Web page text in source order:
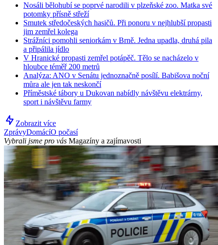
Nosáli bělohubí se poprvé narodili v plzeňské zoo. Matka své
potomky přísně střeží
Smutek středočeských hasičů. Při ponoru v nejhlubší propasti
jim zemřel kolega
Strážníci pomohli seniorkám v Brně. Jedna upadla, druhá pila
a připálila jídlo
V Hranické propasti zemřel potápěč. Tělo se nacházelo v
hloubce téměř 200 metrů
Analýza: ANO v Senátu jednoznačně posílí. Babišova noční
můra ale jen tak neskončí
Příměstské tábory u Dukovan nabídly návštěvu elektrárny,
sport i návštěvu farmy
Zobrazit více
ZprávyDomácíO počasí
Vybrali jsme pro vás Magazíny a zajímavosti